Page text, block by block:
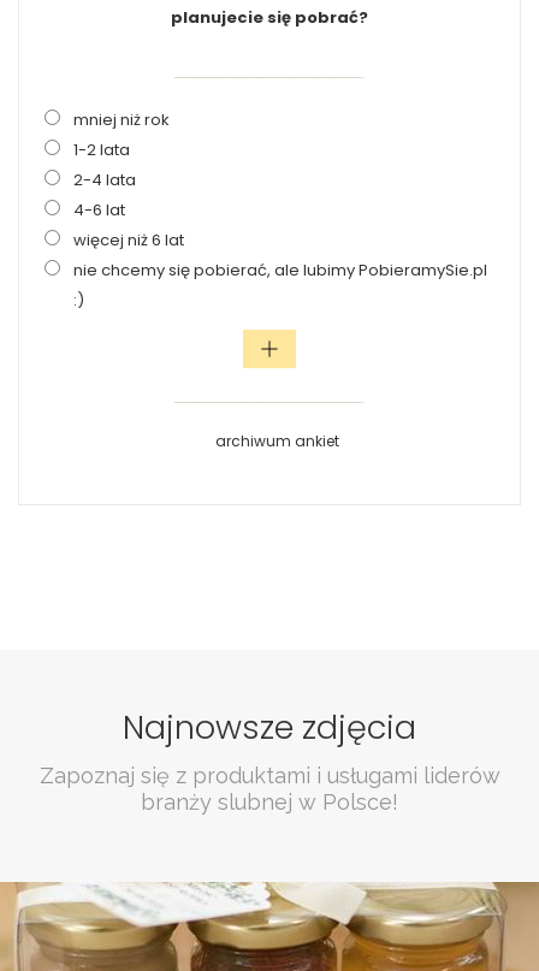
planujecie się pobrać?
mniej niż rok
1-2 lata
2-4 lata
4-6 lat
więcej niż 6 lat
nie chcemy się pobierać, ale lubimy PobieramySie.pl
:)
archiwum ankiet
Najnowsze zdjęcia
Zapoznaj się z produktami i usługami liderów
branży slubnej w Polsce!